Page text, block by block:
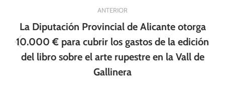
entre
publicaciones
ANTERIOR
Publicación
anterior:
La Diputación Provincial de Alicante otorga
10.000 € para cubrir los gastos de la edición
del libro sobre el arte rupestre en la Vall de
Gallinera